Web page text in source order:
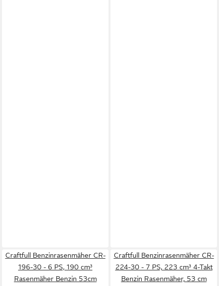
Craftfull Benzinrasenmäher CR-
196-30 - 6 PS, 190 cm³
Rasenmäher Benzin 53cm
Craftfull Benzinrasenmäher CR-
224-30 - 7 PS, 223 cm³ 4-Takt
Benzin Rasenmäher, 53 cm